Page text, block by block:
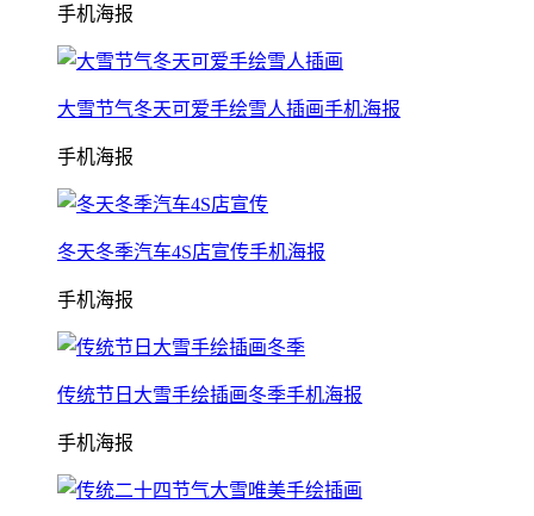
手机海报
大雪节气冬天可爱手绘雪人插画手机海报
手机海报
冬天冬季汽车4S店宣传手机海报
手机海报
传统节日大雪手绘插画冬季手机海报
手机海报